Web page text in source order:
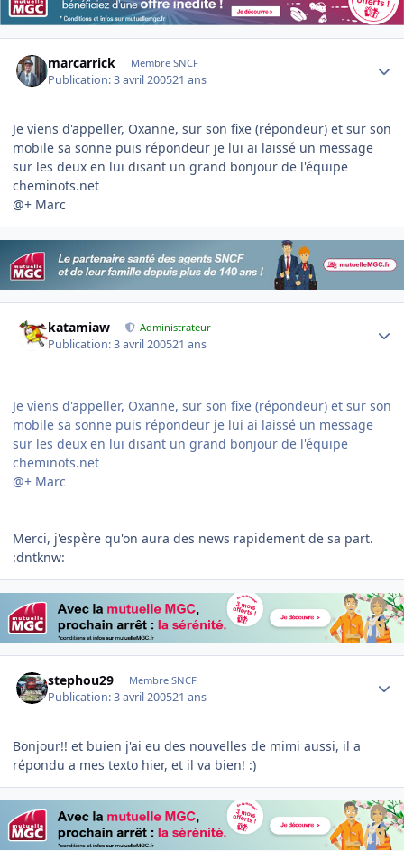
marcarrick Membre SNCF
Publication:3 avril 200521 ans
Je viens d'appeller, Oxanne, sur son fixe (répondeur) et sur son
mobile sa sonne puis répondeur je lui ai laissé un message
sur les deux en lui disant un grand bonjour de l'équipe
cheminots.net
@+ Marc
katamiaw Administrateur
Publication:3 avril 200521 ans
Je viens d'appeller, Oxanne, sur son fixe (répondeur) et sur son
mobile sa sonne puis répondeur je lui ai laissé un message
sur les deux en lui disant un grand bonjour de l'équipe
cheminots.net
@+ Marc
Merci, j'espère qu'on aura des news rapidement de sa part.
:dntknw:
stephou29 Membre SNCF
Publication:3 avril 200521 ans
Bonjour!! et buien j'ai eu des nouvelles de mimi aussi, il a
répondu a mes texto hier, et il va bien! :)